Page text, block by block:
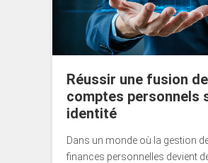
Réussir une fusion de
comptes personnels
identité
Dans un monde où la gestion
finances personnelles devient